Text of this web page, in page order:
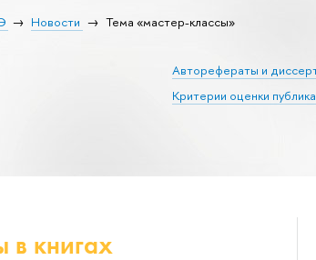
Новости Тема «мастер-классы»
Авторефераты и
Критерии оценки
в книгах